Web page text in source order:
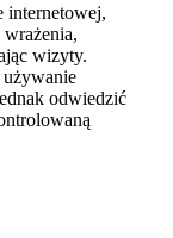
internetowej,
wizyty.
odwiedzić